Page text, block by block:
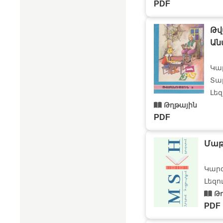
PDF
Թղթային
PDF
PDF